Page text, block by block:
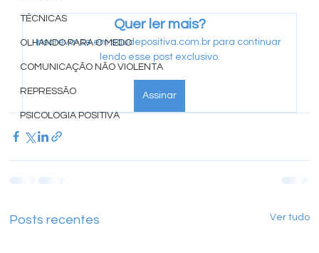
TÉCNICAS
OLHANDO PARA O MEDO
COMUNICAÇÃO NÃO VIOLENTA
REPRESSÃO
PSICOLOGIA POSITIVA
Quer ler mais?
Inscreva-se em saudepositiva.com.br para continuar
lendo esse post exclusivo.
Assinar
Posts recentes Ver tudo